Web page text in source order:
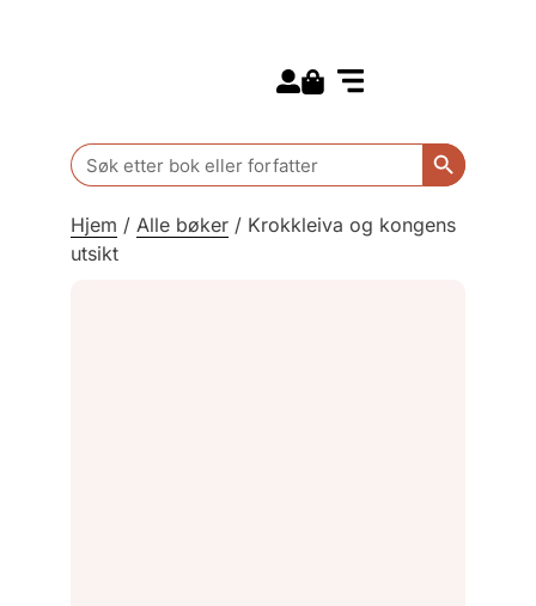
Search
for:
Search
Hjem / Alle bøker / Krokkleiva og kongens
utsikt